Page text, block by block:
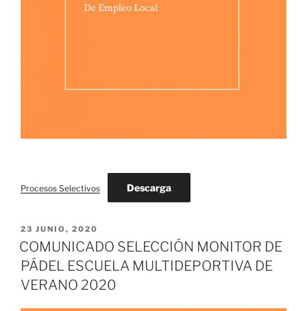
Procesos Selectivos Descarga
PUBLICADO
EL
23 JUNIO, 2020
COMUNICADO SELECCIÓN MONITOR DE
PÁDEL ESCUELA MULTIDEPORTIVA DE
VERANO 2020